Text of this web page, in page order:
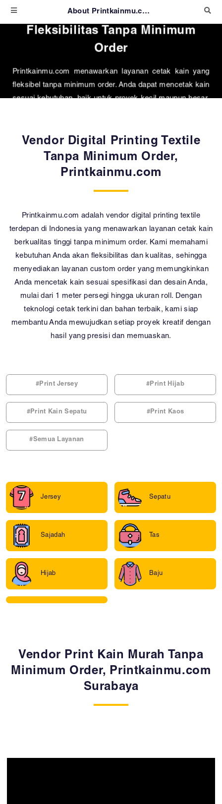
About Printkainmu.com Mobile
Fleksibilitas Tanpa Minimum
Order
Printkainmu.com menawarkan layanan cetak kain yang
fleksibel tanpa minimum order. Anda dapat mencetak kain
sesuai kebutuhan, baik untuk proyek kecil maupun besar,
Vendor Digital Printing Textile
Tanpa Minimum Order,
Printkainmu.com
Printkainmu.com adalah vendor digital printing textile
terdepan di Indonesia yang menawarkan layanan cetak kain
berkualitas tinggi tanpa minimum order. Kami memahami
kebutuhan Anda akan fleksibilitas dan kualitas, sehingga
menyediakan layanan custom order yang memungkinkan
Anda mencetak kain sesuai spesifikasi dan desain Anda,
mulai dari 1 meter persegi hingga ukuran roll. Dengan
teknologi cetak terkini dan bahan terbaik, kami siap
membantu Anda mewujudkan setiap proyek kreatif dengan
hasil yang presisi dan memuaskan.
#Print Jersey #Print Hijab
#Print Kain Sepatu #Print Kaos
#Semua Layanan
Jersey Sepatu
Sajadah Tas
Hijab Baju
Vendor Print Kain Murah Tanpa
Minimum Order, Printkainmu.com
Surabaya